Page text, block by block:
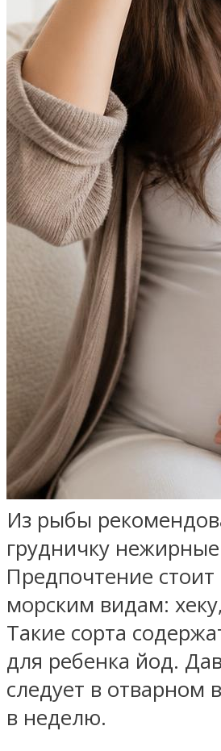
Из рыбы
грудничку нежирные
Предпочтение стоит
морским видам:
Такие сорта
для ребенка йод.
следует в отварном
в неделю.